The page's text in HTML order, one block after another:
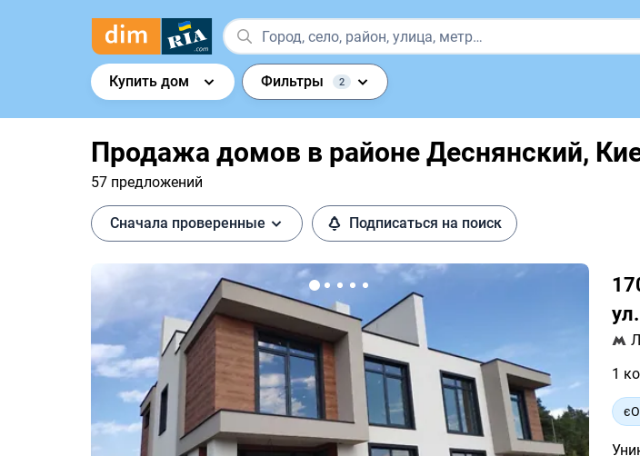
Купить дом Фильтры 2
Продажа домов в районе Деснянский,
57 предложений
Сначала проверенные Подписаться на поиск
1